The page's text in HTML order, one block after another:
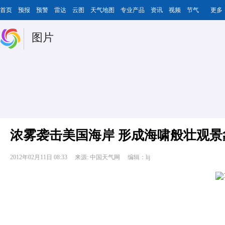
首页 预报 预警 雷达 云图 天气地图 专业产品 资讯 视频 节气 更多
图片
浓雾袭击美国海岸 形成海啸般壮观
2012年02月11日 08:33 来源: 中国天气网 编辑：lij